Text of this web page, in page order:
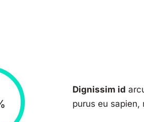
Dignissim id
purus eu sapien,